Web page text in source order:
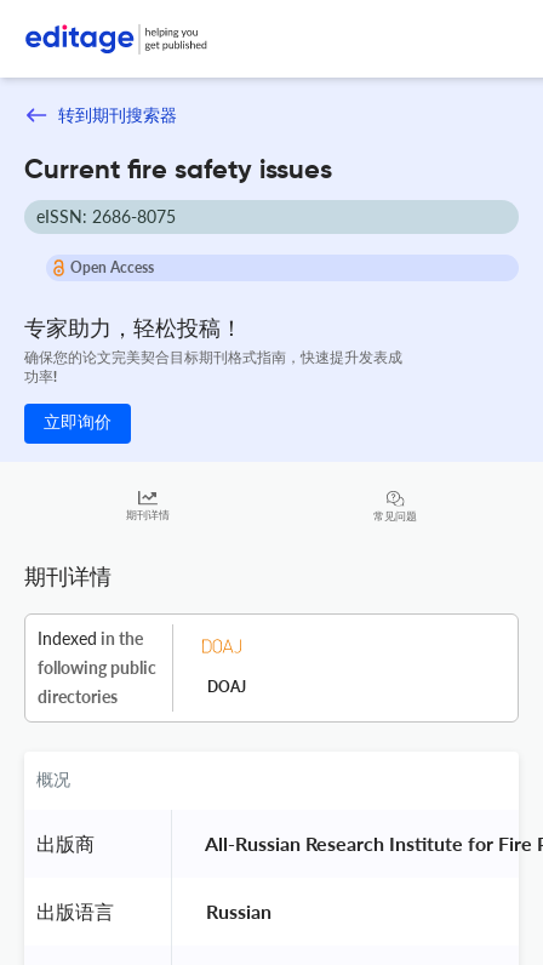
转到期刊搜索器
Current fire safety issues
eISSN: 2686-8075
Open Access
专家助力，轻松投稿！
确保您的论文完美契合目标期刊格式指南，快速提升发表成
功率!
立即询价
期刊详情 常见问题
期刊详情
Indexed in the
following public
directories
DOAJ
概况
出版商 All-Russian Research Institute for
出版语言 Russian